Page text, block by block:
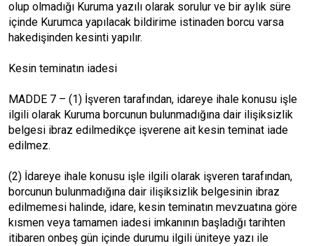
olup olmadığı Kuruma yazılı olarak sorulur ve bir aylık süre
içinde Kurumca yapılacak bildirime istinaden borcu varsa
hakedişinden kesinti yapılır.
Kesin teminatın iadesi
MADDE 7 – (1) İşveren tarafından, idareye ihale konusu işle
ilgili olarak Kuruma borcunun bulunmadığına dair ilişiksizlik
belgesi ibraz edilmedikçe işverene ait kesin teminat iade
edilmez.
(2) İdareye ihale konusu işle ilgili olarak işveren tarafından,
borcunun bulunmadığına dair ilişiksizlik belgesinin ibraz
edilmemesi halinde, idare, kesin teminatın mevzuatına göre
kısmen veya tamamen iadesi imkanının başladığı tarihten
itibaren onbeş gün içinde durumu ilgili üniteye yazı ile